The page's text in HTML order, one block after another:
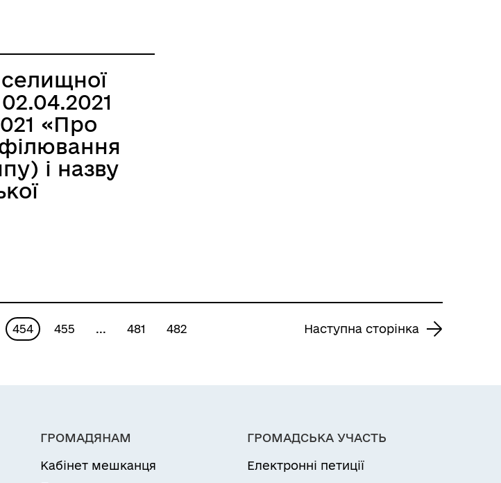
ради»
«Про
і назву
454 455 ... 481 482 Наступна сторінка
ГРОМАДЯНАМ
Кабінет мешканця
ГРОМАДСЬКА УЧАСТЬ
Електронні петиції